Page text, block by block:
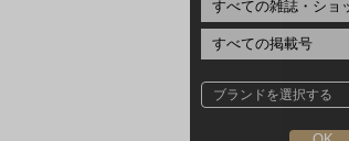
ブランドを選択する